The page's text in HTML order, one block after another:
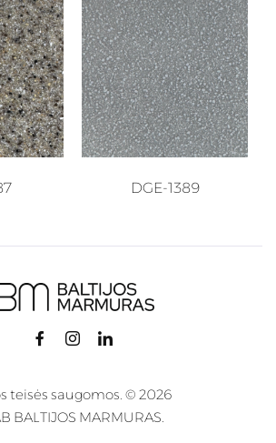
DGE-1389
teisės saugomos. © 2026
BALTIJOS MARMURAS.